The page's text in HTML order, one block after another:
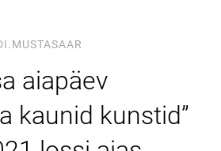
aiapäev
kaunid kunstid”